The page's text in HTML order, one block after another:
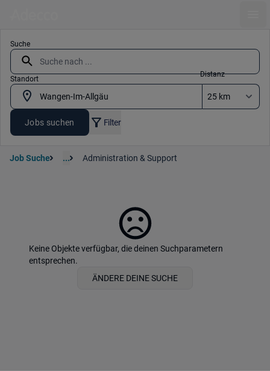
Suche
Standort
Distanz
Jobs suchen Filter
Job Suche ... Administration & Support
Keine Objekte verfügbar, die deinen Suchparametern
entsprechen.
ÄNDERE DEINE SUCHE